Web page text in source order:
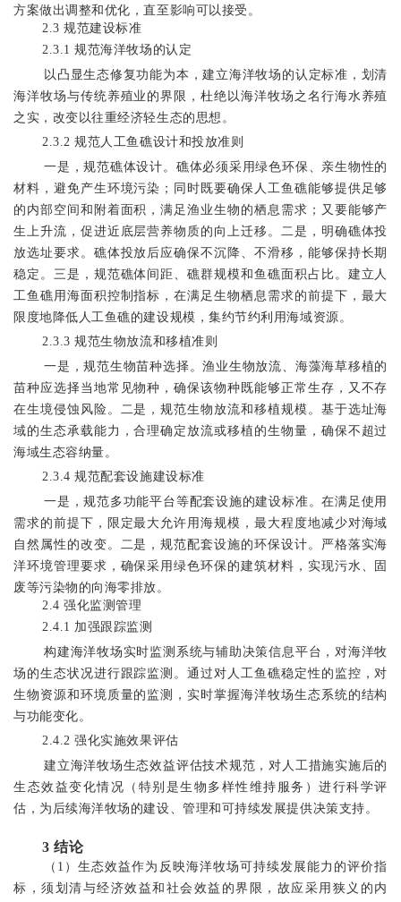
方案做出调整和优化，直至影响可以接受。
2.3规范建设标准
2.3.1规范海洋牧场的认定
以凸显生态修复功能为本，建立海洋牧场的认定标准，划清
海洋牧场与传统养殖业的界限，杜绝以海洋牧场之名行海水养殖
之实，改变以往重经济轻生态的思想。
2.3.2规范人工鱼礁设计和投放准则
一是，规范礁体设计。礁体必须采用绿色环保、亲生物性的
材料，避免产生环境污染；同时既要确保人工鱼礁能够提供足够
的内部空间和附着面积，满足渔业生物的栖息需求；又要能够产
生上升流，促进近底层营养物质的 向上迁移 。二是，明确礁体投
放选址要求。礁体投放后应确保不沉降、不滑移，能够保持长期
稳定。三是，规范礁体间距、礁群规模和鱼礁面积占比。建立人
工鱼礁用海面积控制指标，在满足生物栖息需求的前提下，最大
限度地降低人工鱼礁的建设规模，集约节约利用海域资源。
2.3.3规范生物放流和移植准则
一是，规范生物苗种选择。渔业生物放流、海藻海草移植的
苗种应选择当地常见物种，确保该物种既能够正常生存，又不存
在生境侵蚀风险。二是，规范生物放流和移植规模。基于选址海
域的生态承载能力，合理确定放流或移植的生物量 ， 确保不超过
海域生态容纳量。
2.3.4规范配套设施建设标准
一是，规范多功能平台等配套设施的建设标准。在满足使用
需求的前提下，限定最大允许用海规模，最大程度地减少对海域
自然属性的改变。二是，规范配套设施的环保设计。严格落实海
洋环境管理要求，确保采用绿色环保的建筑材料，实现污水、固
废等污染物的向海零排放。
2.4强化监测管理
2.4.1 加强跟踪监测
构建海洋牧场实时监测系统与辅助决策信息平台，对海洋牧
场 的生态状况进行跟踪监测。通过对人工鱼礁稳定性的监控，对
生物资源和环境质量的监测，实时掌握海洋牧场生态系统的结构
与功能变化。
2.4.2强化实施效果评估
建立海洋牧场生态效益评估技术规范，对人工措施实施后的
生态效益变化情况（特别是生物多样性维持 服务）进行科学评
估， 为后续海洋牧场的建设、管理和可持续发展提供决策支持。
3结论
（ 1 ）生态效益作为反映海洋牧场可持续发展能力的评价指
标，须划清与经济效益和社会效益的界限，故应采用狭义的内